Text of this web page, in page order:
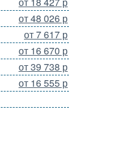
от 48 026 р
от 7 617 р
от 16 670 р
от 39 738 р
от 16 555 р